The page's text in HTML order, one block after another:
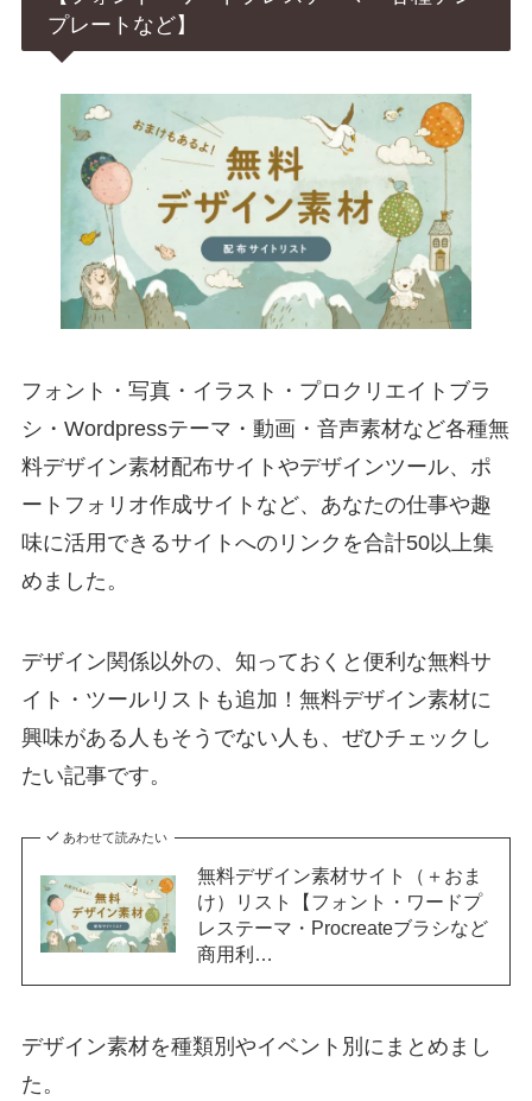
プレートなど】
フォント・写真・イラスト・プロクリエイトブラ
シ・Wordpressテーマ・動画・音声素材など各種無
料デザイン素材配布サイトやデザインツール、ポ
ートフォリオ作成サイトなど、あなたの仕事や趣
味に活用できるサイトへのリンクを合計50以上集
めました。
デザイン関係以外の、知っておくと便利な無料サ
イト・ツールリストも追加！無料デザイン素材に
興味がある人もそうでない人も、ぜひチェックし
たい記事です。
あわせて読みたい
無料デザイン素材サイト（＋おま
け）リスト【フォント・ワードプ
レステーマ・Procreateブラシなど
商用利…
デザイン素材を種類別やイベント別にまとめまし
た。